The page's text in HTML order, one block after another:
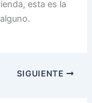
esta es la
SIGUIENTE